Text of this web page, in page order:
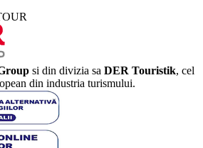
si din divizia sa DER Touristik, cel
din industria turismului.